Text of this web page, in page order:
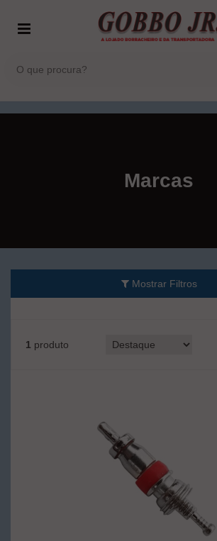
Marcas
Mostrar Filtros
1 produto